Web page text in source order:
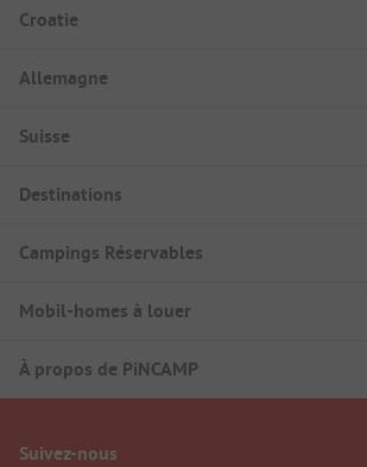
Croatie
Allemagne
Suisse
Destinations
Campings Réservables
Mobil-homes à louer
À propos de PiNCAMP
Suivez-nous